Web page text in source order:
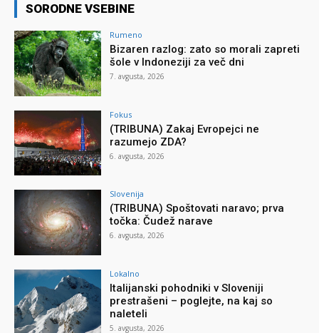
SORODNE VSEBINE
Rumeno
Bizaren razlog: zato so morali zapreti
šole v Indoneziji za več dni
7. avgusta, 2026
Fokus
(TRIBUNA) Zakaj Evropejci ne
razumejo ZDA?
6. avgusta, 2026
Slovenija
(TRIBUNA) Spoštovati naravo; prva
točka: Čudež narave
6. avgusta, 2026
Lokalno
Italijanski pohodniki v Sloveniji
prestrašeni – poglejte, na kaj so
naleteli
5. avgusta, 2026